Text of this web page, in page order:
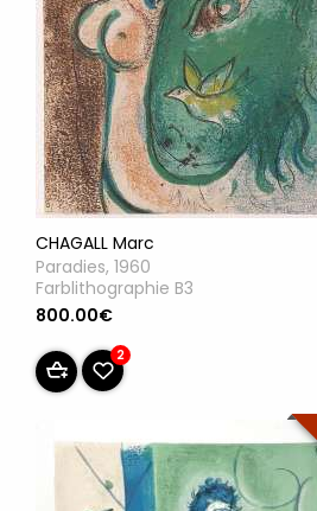
CHAGALL Marc
Paradies, 1960
Farblithographie B3
800.00€
2